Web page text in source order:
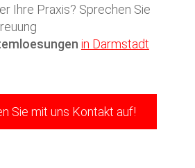
Ihre Praxis? Sprechen Sie
in Darmstadt
Sie mit uns Kontakt auf!